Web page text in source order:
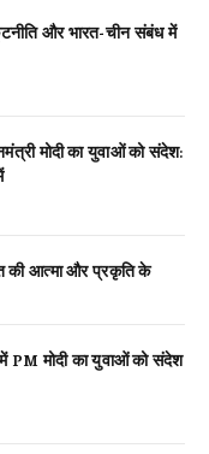
और भारत-चीन संबंध में
मोदी का युवाओं को संदेश:
की आत्मा और प्रकृति के
में PM मोदी का युवाओं को संदेश